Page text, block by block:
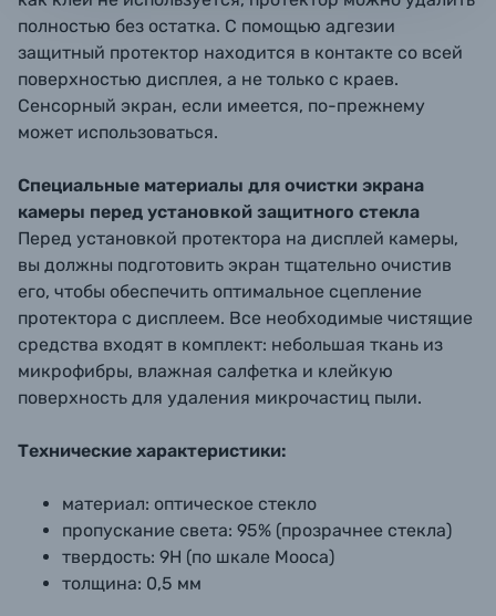
полностью без остатка. С помощью адгезии
защитный протектор находится в контакте со всей
поверхностью дисплея, а не только с краев.
Сенсорный экран, если имеется, по-прежнему
может использоваться.
Специальные материалы для очистки экрана
камеры перед установкой защитного стекла
Перед установкой протектора на дисплей камеры,
вы должны подготовить экран тщательно очистив
его, чтобы обеспечить оптимальное сцепление
протектора с дисплеем. Все необходимые чистящие
средства входят в комплект: небольшая ткань из
микрофибры, влажная салфетка и клейкую
поверхность для удаления микрочастиц пыли.
Технические характеристики:
материал: оптическое стекло
пропускание света: 95% (прозрачнее стекла)
твердость: 9Н (по шкале Мооса)
толщина: 0,5 мм